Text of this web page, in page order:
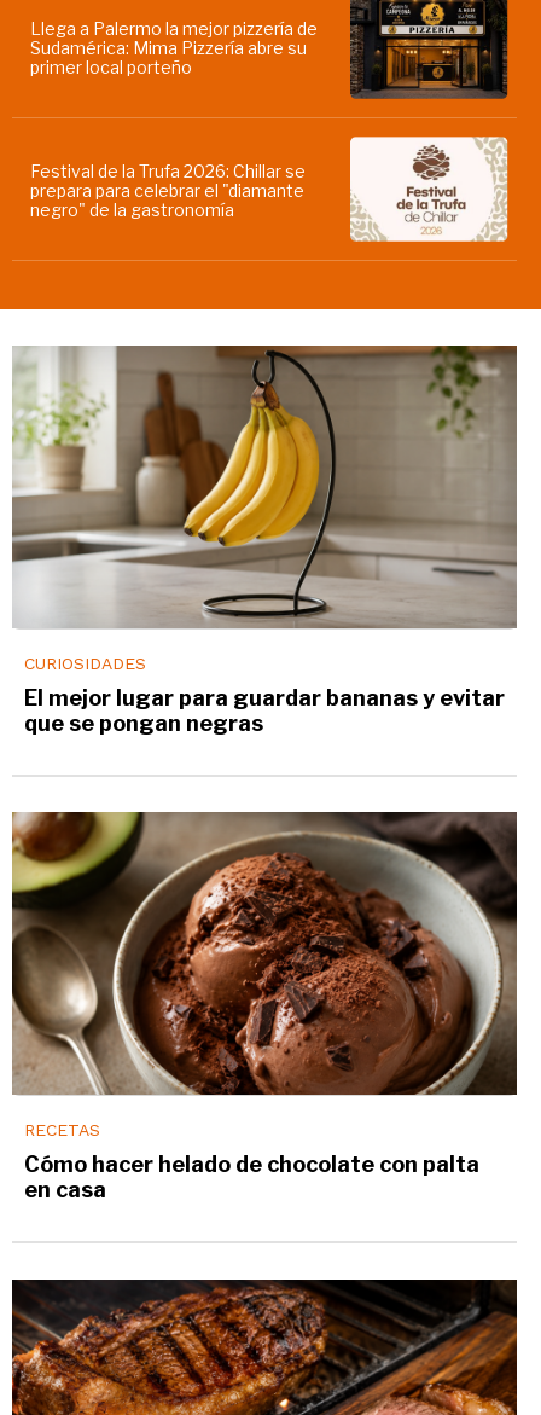
Llega a Palermo la mejor pizzería de
Sudamérica: Mima Pizzería abre su
primer local porteño
Festival de la Trufa 2026: Chillar se
prepara para celebrar el "diamante
negro" de la gastronomía
CURIOSIDADES
El mejor lugar para guardar bananas y evitar
que se pongan negras
RECETAS
Cómo hacer helado de chocolate con palta
en casa